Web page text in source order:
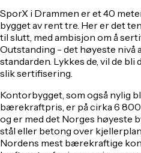
SporX i Drammen er et 40
bygget av rent tre. Her er det
til slutt, med ambisjon om å
Outstanding - det høyeste nivå
standarden. Lykkes de, vil de
slik sertifisering.
Kontorbygget, som også nylig
bærekraftpris, er på cirka 6 800
og er med det Norges høyeste
stål eller betong over
Nordens mest bærekraftige